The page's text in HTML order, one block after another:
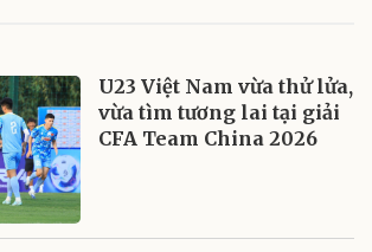
U23 Việt Nam vừa thử lửa,
vừa tìm tương lai tại giải
CFA Team China 2026